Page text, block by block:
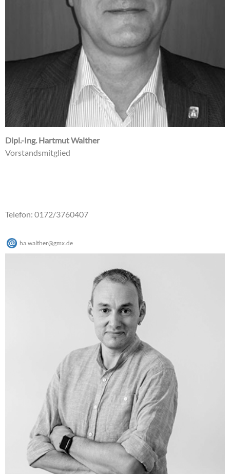
Dipl.-Ing. Hartmut Walther
Vorstandsmitglied
Telefon: 0172/3760407
ha.walther@gmx.de